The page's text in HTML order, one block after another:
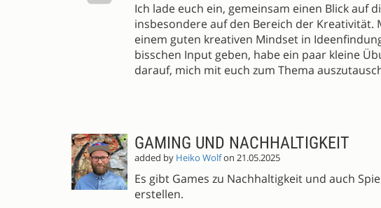
Ich lade euch ein, gemeinsam einen Blick auf
insbesondere auf den Bereich der Kreativität.
einem guten kreativen Mindset in
bisschen Input geben, habe ein paar kleine
darauf, mich mit euch zum Thema
GAMING UND NACHHALTIGKEIT
added by Heiko Wolfon 21.05.2025
Es gibt Games zu Nachhaltigkeit und auch
erstellen.